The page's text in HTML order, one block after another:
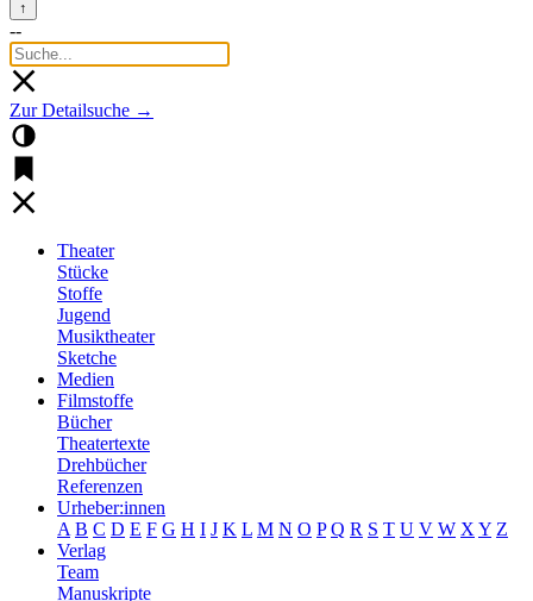
↑
--
Zur Detailsuche →
Theater
Stücke
Stoffe
Jugend
Musiktheater
Sketche
Medien
Filmstoffe
Bücher
Theatertexte
Drehbücher
Referenzen
Urheber:innen
A B C D E F G H I J K L M N O P Q R S T U V W X Y Z
Verlag
Team
Manuskripte